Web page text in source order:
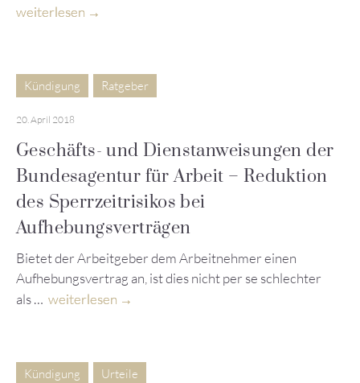
weiterlesen
Kündigung Ratgeber
20. April 2018
Geschäfts- und Dienstanweisungen der
Bundesagentur für Arbeit – Reduktion
des Sperrzeitrisikos bei
Aufhebungsverträgen
Bietet der Arbeitgeber dem Arbeitnehmer einen
Aufhebungsvertrag an, ist dies nicht per se schlechter
als … weiterlesen
Kündigung Urteile